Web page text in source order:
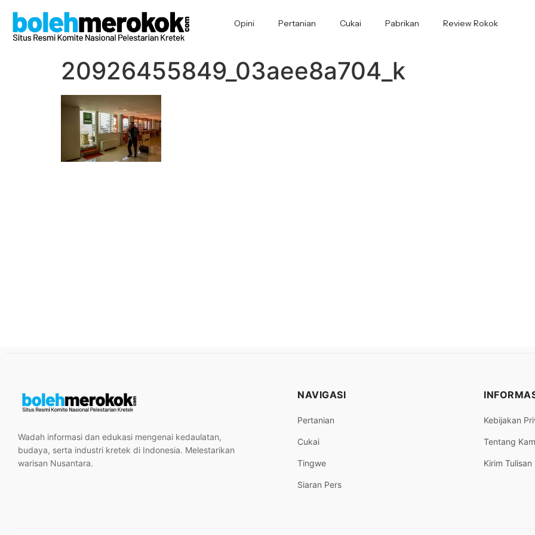
Opini Pertanian Cukai Pabrikan Review Rokok
20926455849_03aee8a704_k
Wadah informasi dan edukasi mengenai kedaulatan,
budaya, serta industri kretek di Indonesia. Melestarikan
warisan Nusantara.
NAVIGASI
Pertanian
Cukai
Tingwe
Siaran Pers
Kebijakan
Tentang
Kirim Tulisan